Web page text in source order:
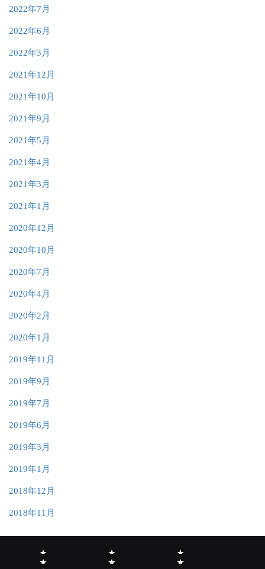
2022年7月
2022年6月
2022年3月
2021年12月
2021年10月
2021年9月
2021年5月
2021年4月
2021年3月
2021年1月
2020年12月
2020年10月
2020年7月
2020年4月
2020年2月
2020年1月
2019年11月
2019年9月
2019年7月
2019年6月
2019年3月
2019年1月
2018年12月
2018年11月